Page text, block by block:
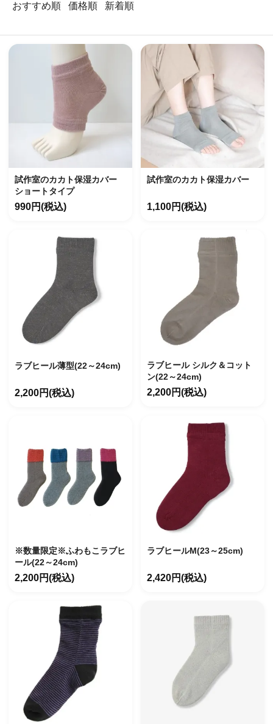
おすすめ順 価格順 新着順
試作室のカカト保湿カバー
ショートタイプ
990円(税込)
試作室のカカト保湿カバー
1,100円(税込)
ラブヒール薄型(22～24cm)
2,200円(税込)
ラブヒール シルク＆コット
ン(22～24cm)
2,200円(税込)
※数量限定※ふわもこラブヒ
ール(22～24cm)
2,200円(税込)
ラブヒールM(23～25cm)
2,420円(税込)